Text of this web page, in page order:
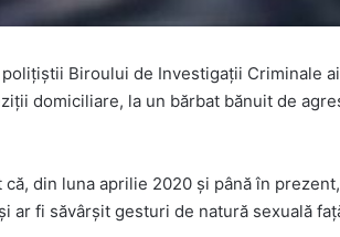
Biroului de Investigații Criminale
domiciliare, la un bărbat bănuit de
din luna aprilie 2020 și până în
ar fi săvârșit gesturi de natură sexuală